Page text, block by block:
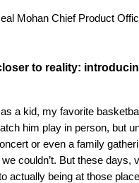
Mohan Chief Product
to reality:
a kid, my favorite
him play in person, but
or even a family
couldn’t. But these days,
actually being at those